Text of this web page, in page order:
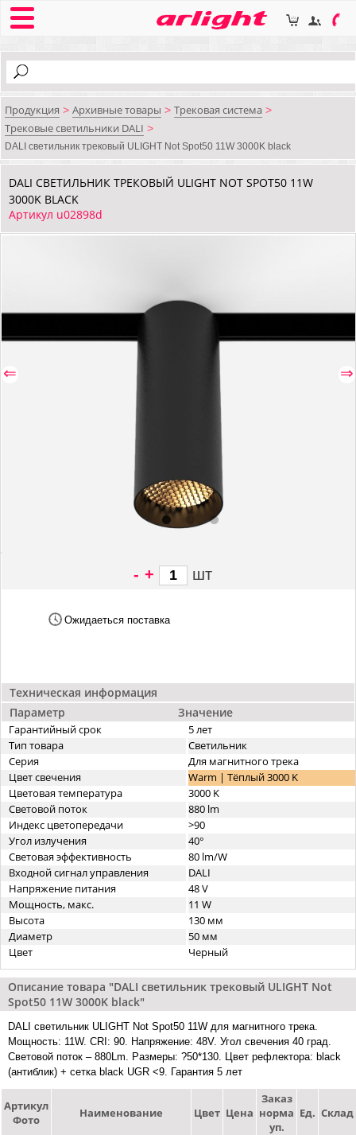
Продукция > Архивные товары > Трековая система >
Трековые светильники DALI >
DALI cветильник трековый ULIGHT Not Spot50 11W 3000K black
DALI CВЕТИЛЬНИК ТРЕКОВЫЙ ULIGHT NOT SPOT50 11W
3000K BLACK
Артикул u02898d
⇐ ⇒
Техническая информация
Параметр
Значение
Гарантийный срок
5 лет
Тип товара
Светильник
Серия
Для магнитного трека
Цвет свечения
Warm | Тёплый 3000 K
Цветовая температура
3000 K
Световой поток
880 lm
Индекс цветопередачи
>90
Угол излучения
40°
Световая эффективность
80 lm/W
Входной сигнал управления
DALI
Напряжение питания
48 V
Мощность, макс.
11 W
Высота
130 мм
Диаметр
50 мм
Цвет
Черный
- + шт
Ожидаеться поставка
Описание товара "DALI cветильник трековый ULIGHT Not
Spot50 11W 3000K black"
DALI cветильник ULIGHT Not Spot50 11W для магнитного трека.
Мощность: 11W. CRI: 90. Напряжение: 48V. Угол свечения 40 град.
Световой поток – 880Lm. Размеры: ?50*130. Цвет рефлектора: black
(антиблик) + сетка black UGR <9. Гарантия 5 лет
Артикул
Фото
Наименование Цвет Цена
Заказ
норма
уп.
Ед. Склад